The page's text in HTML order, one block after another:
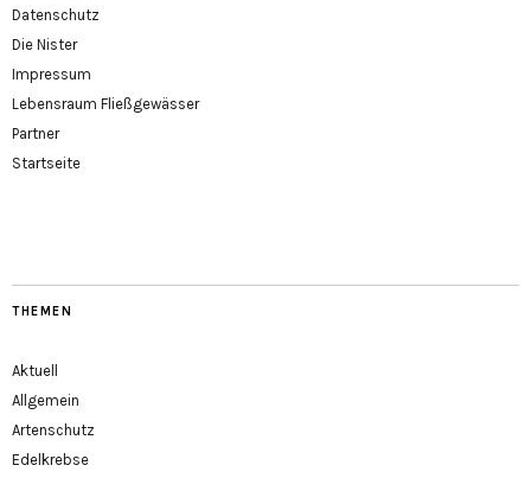
Datenschutz
Die Nister
Impressum
Lebensraum Fließgewässer
Partner
Startseite
THEMEN
Aktuell
Allgemein
Artenschutz
Edelkrebse